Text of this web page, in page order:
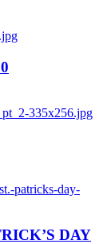
335x256.jpg
patricks-day-
DAY